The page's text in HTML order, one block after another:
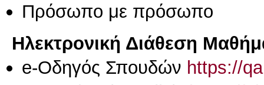
Πρόσωπο με πρόσωπο
Ηλεκτρονική Διάθεση
e-Οδηγός Σπουδών https://